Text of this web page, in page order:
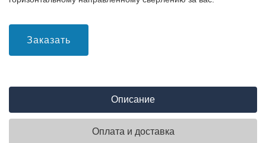
Заказать
Описание
Оплата и доставка